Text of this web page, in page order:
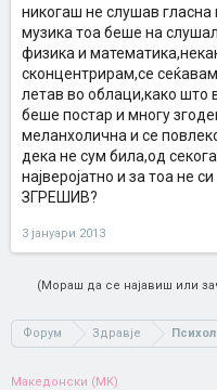
никогаш не слушав гласна
музика тоа беше на
физика и
сконцентрирам,се
летав во облаци,како што
беше постар и многу
меланхолична и се
дека не сум била,од
најверојатно и за тоа не
ЗГРЕШИВ?
3 јануари 2013
(Мораш да се најавиш или
Форум Здравје
Македонски (MK)